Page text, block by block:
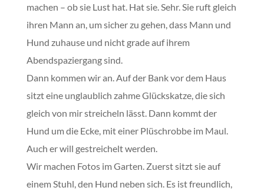
machen – ob sie Lust hat. Hat sie. Sehr. Sie ruft gleich
ihren Mann an, um sicher zu gehen, dass Mann und
Hund zuhause und nicht grade auf ihrem
Abendspaziergang sind.
Dann kommen wir an. Auf der Bank vor dem Haus
sitzt eine unglaublich zahme Glückskatze, die sich
gleich von mir streicheln lässt. Dann kommt der
Hund um die Ecke, mit einer Plüschrobbe im Maul.
Auch er will gestreichelt werden.
Wir machen Fotos im Garten. Zuerst sitzt sie auf
einem Stuhl, den Hund neben sich. Es ist freundlich,